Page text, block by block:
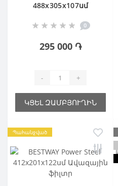
488х305х107սմ
0
295 000 ֏
- +
ԿՑԵԼ ԶԱՄԲՅՈՒՂԻՆ
Պահանջված